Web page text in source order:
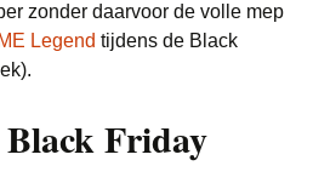
zonder daarvoor de volle mep
Legend tijdens de Black
Friday